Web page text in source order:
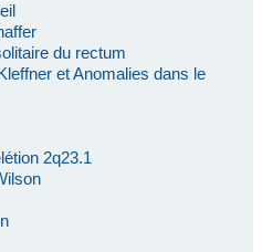
du rectum
et Anomalies dans le
2q23.1